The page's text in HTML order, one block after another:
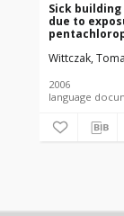
Sick
due to
report
Wittczak,
2006